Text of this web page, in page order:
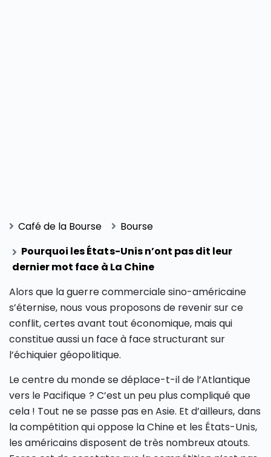
Café de la Bourse
Bourse
Pourquoi les États-Unis n’ont pas dit leur
dernier mot face à La Chine
Alors que la guerre commerciale sino-américaine
s’éternise, nous vous proposons de revenir sur ce
conflit, certes avant tout économique, mais qui
constitue aussi un face à face structurant sur
l’échiquier géopolitique.
Le centre du monde se déplace-t-il de l’Atlantique
vers le Pacifique ? C’est un peu plus compliqué que
cela ! Tout ne se passe pas en Asie. Et d’ailleurs, dans
la compétition qui oppose la Chine et les États-Unis,
les américains disposent de très nombreux atouts.